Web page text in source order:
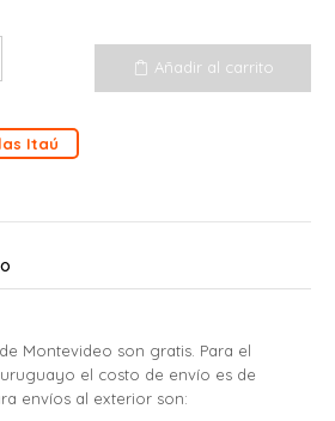
Añadir al carrito
Itaú
Montevideo son gratis. Para el
el costo de envío es de
envíos al exterior son: